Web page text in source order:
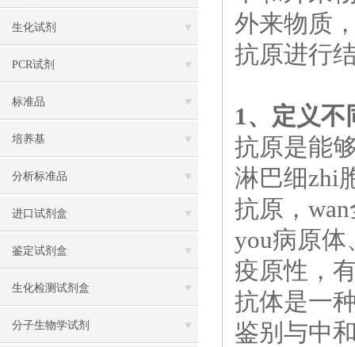
生化试剂
PCR试剂
标准品
培养基
分析标准品
进口试剂盒
鉴定试剂盒
生化检测试剂盒
分子生物学试剂
外来物质
抗原进行
1、定义不
抗原是能
淋巴细zhi
抗原，
you病原
疫原性，
抗体是一
鉴别与中